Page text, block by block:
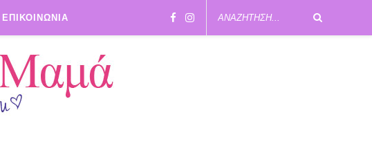
ΕΠΙΚΟΙΝΩΝΙΑ